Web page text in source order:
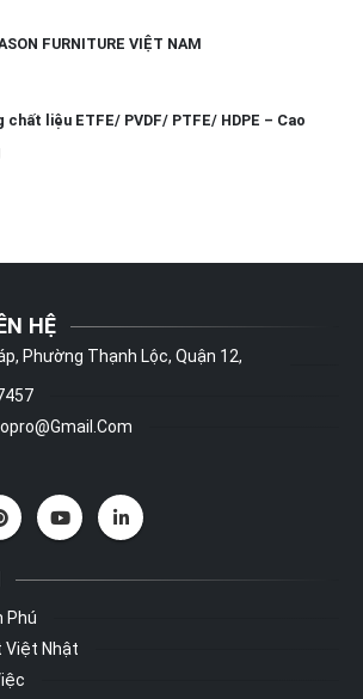
FURNITURE VIỆT NAM
liệu ETFE/ PVDF/ PTFE/ HDPE – Cao
HỆ
Phường Thạnh Lộc, Quận 12,
Phú
Việt Nhật